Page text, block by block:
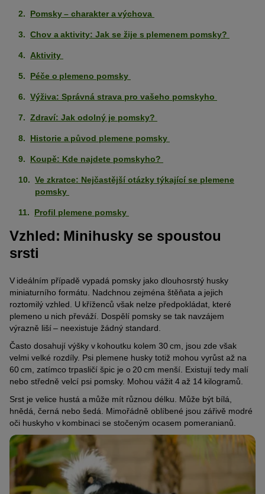
Pomsky – charakter a výchova
Chov a aktivity: Jak se žije s plemenem pomsky?
Aktivity
Péče o plemeno pomsky
Výživa: Správná strava pro vašeho pomskyho
Zdraví: Jak odolný je pomsky?
Historie a původ plemene pomsky
Koupě: Kde najdete pomskyho?
Ve zkratce: Nejčastější otázky týkající se plemene
pomsky
Profil plemene pomsky
Vzhled: Minihusky se spoustou
srsti
V ideálním případě vypadá pomsky jako dlouhosrstý husky
miniaturního formátu. Nadchnou zejména štěňata a jejich
roztomilý vzhled. U kříženců však nelze předpokládat, které
plemeno u nich převáží. Dospělí pomsky se tak navzájem
výrazně liší – neexistuje žádný standard.
Často dosahují výšky v kohoutku kolem 30 cm, jsou zde však
velmi velké rozdíly. Psi plemene husky totiž mohou vyrůst až na
60 cm, zatímco trpasličí špic je o 20 cm menší. Existují tedy malí
nebo středně velcí psi pomsky. Mohou vážit 4 až 14 kilogramů.
Srst je velice hustá a může mít různou délku. Může být bílá,
hnědá, černá nebo šedá. Mimořádně oblíbené jsou zářivě modré
oči huskyho v kombinaci se stočeným ocasem pomeranianů.